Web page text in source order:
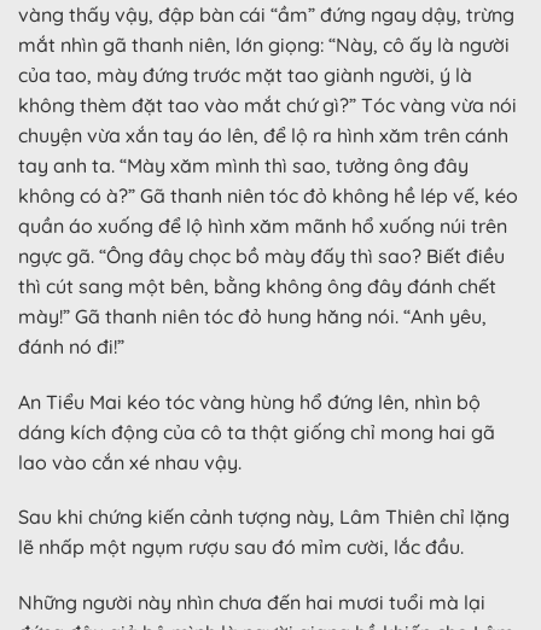
vàng thấy vậy, đập bàn cái “ầm” đứng ngay dậy, trừng
mắt nhìn gã thanh niên, lớn giọng: “Này, cô ấy là người
của tao, mày đứng trước mặt tao giành người, ý là
không thèm đặt tao vào mắt chứ gì?” Tóc vàng vừa nói
chuyện vừa xắn tay áo lên, để lộ ra hình xăm trên cánh
tay anh ta. “Mày xăm mình thì sao, tưởng ông đây
không có à?” Gã thanh niên tóc đỏ không hề lép vế, kéo
quần áo xuống để lộ hình xăm mãnh hổ xuống núi trên
ngực gã. “Ông đây chọc bồ mày đấy thì sao? Biết điều
thì cút sang một bên, bằng không ông đây đánh chết
mày!” Gã thanh niên tóc đỏ hung hăng nói. “Anh yêu,
đánh nó đi!”
An Tiểu Mai kéo tóc vàng hùng hổ đứng lên, nhìn bộ
dáng kích động của cô ta thật giống chỉ mong hai gã
lao vào cắn xé nhau vậy.
Sau khi chứng kiến cảnh tượng này, Lâm Thiên chỉ lặng
lẽ nhấp một ngụm rượu sau đó mỉm cười, lắc đầu.
Những người này nhìn chưa đến hai mươi tuổi mà lại